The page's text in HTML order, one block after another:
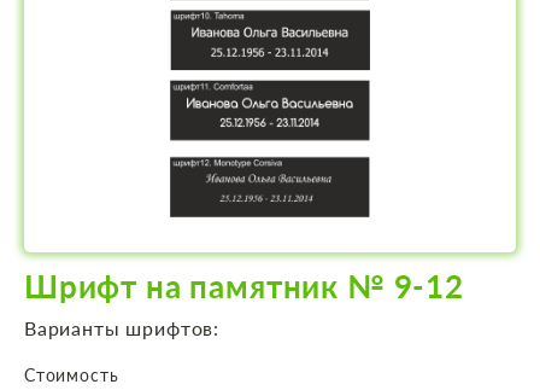
Шрифт на памятник № 9-12
Варианты шрифтов:
Стоимость